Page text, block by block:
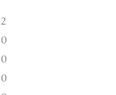
2
0
0
0